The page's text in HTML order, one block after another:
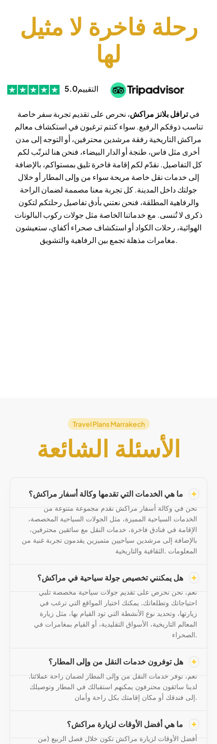
رحلة فاخرة لا مثيل
لها
5.0
فيترافل بلانز مراكش، نحرص على تقديم تجربة سفر خاصة
تناسب ذوقكم الرفيع. سواء كنتم ترغبون في استكشاف معالم
مراكش التاريخية رفقة مرشدين محترفين، أو التوجه إلى مدن
أخرى مثل فاس، طنجة أو الدار البيضاء، فنحن هنا لنرتّب لكم
كل التفاصيل. نقدّم لكم إقامة فاخرة تليق بمستواكم، بالإضافة
إلى خدمات نقل خاصة مريحة سواء من وإلى المطار أو خلال
جولتك داخل المدينة. كل تجربة معنا مصممة لضمان الراحة
والرفاهية المطلقة، فنحن نعتني بأدق تفاصيل رحلتكم لتكون
ذكرى لا تُنسى. مع خدماتنا الخاصة مثل جولات ركوب البالونات
الهوائية، رحلات الكواد أو استكشاف صحراء أكفاي، ستعيشون
مغامرات مذهلة تجمع بين الرفاهية والتشويق.
Travel Plans Marrakech
الأسئلة الشائعة
ما هي الخدمات التي تقدمها وكالة أسفار مراكش؟
نحن في وكالة أسفار مراكش نقدم مجموعة متنوعة من
الخدمات السياحية المميزة، مثل الجولات السياحية المخصصة،
الإقامة في فنادق فاخرة، خدمات النقل مع سائقين محترفين،
بالإضافة إلى مرشدين سياحيين متميزين يقدمون تجربة غنية من
المعلومات .الثقافية والتاريخية
هل يمكنني تخصيص جولة سياحية في مراكش؟
نعم، نحن نحرص على تقديم جولات سياحية مخصصة تلبي
احتياجاتك وتطلعاتك. يمكنك اختيار المواقع التي ترغب في
زيارتها، وتحديد نوع الأنشطة التي تود القيام بها، مثل زيارة
المعالم التاريخية، الأسواق التقليدية، أو القيام بمغامرات في
الصحراء.
هل توفرون خدمات النقل من وإلى المطار؟
نعم، نوفر خدمات النقل من وإلى المطار لضمان راحة عملائنا.
لدينا سائقون محترفون يمكنهم استقبالك في المطار وتوصيلك
إلى فندقك أو مكان إقامتك بكل راحة وأمان.
ما هي أفضل الأوقات لزيارة مراكش؟
أفضل الأوقات لزيارة مراكش تكون خلال فصل الربيع (من